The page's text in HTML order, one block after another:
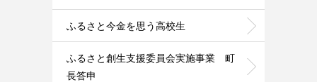
ふるさと今金を思う高校生
ふるさと創生支援委員会実施事業 町
長答申